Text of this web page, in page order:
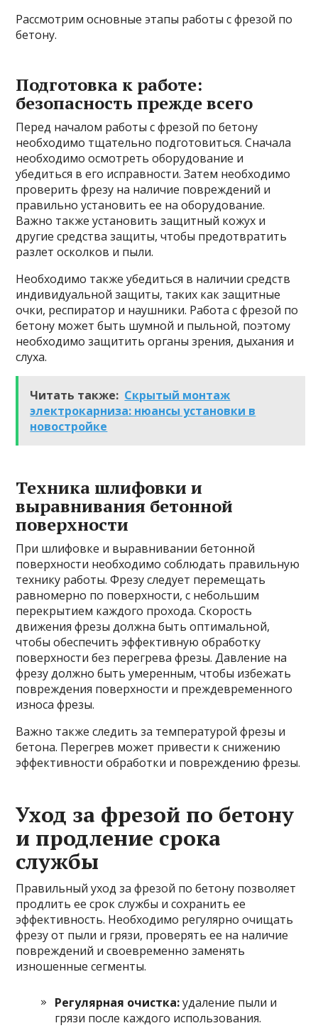
Рассмотрим основные этапы работы с фрезой по
бетону.
Подготовка к работе:
безопасность прежде всего
Перед началом работы с фрезой по бетону
необходимо тщательно подготовиться. Сначала
необходимо осмотреть оборудование и
убедиться в его исправности. Затем необходимо
проверить фрезу на наличие повреждений и
правильно установить ее на оборудование.
Важно также установить защитный кожух и
другие средства защиты, чтобы предотвратить
разлет осколков и пыли.
Необходимо также убедиться в наличии средств
индивидуальной защиты, таких как защитные
очки, респиратор и наушники. Работа с фрезой по
бетону может быть шумной и пыльной, поэтому
необходимо защитить органы зрения, дыхания и
слуха.
Читать также: Скрытый монтаж
электрокарниза: нюансы установки в
новостройке
Техника шлифовки и
выравнивания бетонной
поверхности
При шлифовке и выравнивании бетонной
поверхности необходимо соблюдать правильную
технику работы. Фрезу следует перемещать
равномерно по поверхности, с небольшим
перекрытием каждого прохода. Скорость
движения фрезы должна быть оптимальной,
чтобы обеспечить эффективную обработку
поверхности без перегрева фрезы. Давление на
фрезу должно быть умеренным, чтобы избежать
повреждения поверхности и преждевременного
износа фрезы.
Важно также следить за температурой фрезы и
бетона. Перегрев может привести к снижению
эффективности обработки и повреждению фрезы.
Уход за фрезой по бетону
и продление срока
службы
Правильный уход за фрезой по бетону позволяет
продлить ее срок службы и сохранить ее
эффективность. Необходимо регулярно очищать
фрезу от пыли и грязи, проверять ее на наличие
повреждений и своевременно заменять
изношенные сегменты.
Регулярная очистка:удаление пыли и
грязи после каждого использования.